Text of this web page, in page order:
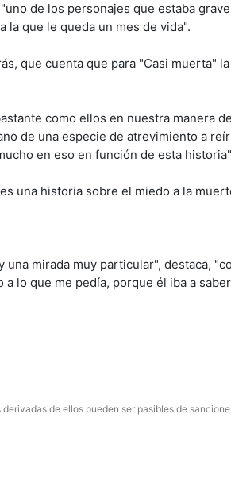
de los personajes que estaba
la que le queda un mes de vida".
que cuenta que para "Casi muerta"
como ellos en nuestra manera
de una especie de atrevimiento a
en eso en función de esta
una historia sobre el miedo a la
mirada muy particular", destaca,
lo que me pedía, porque él iba a
de ellos pueden ser pasibles de